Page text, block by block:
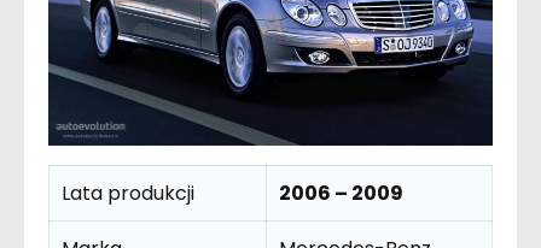
Lata produkcji
2006 – 2009